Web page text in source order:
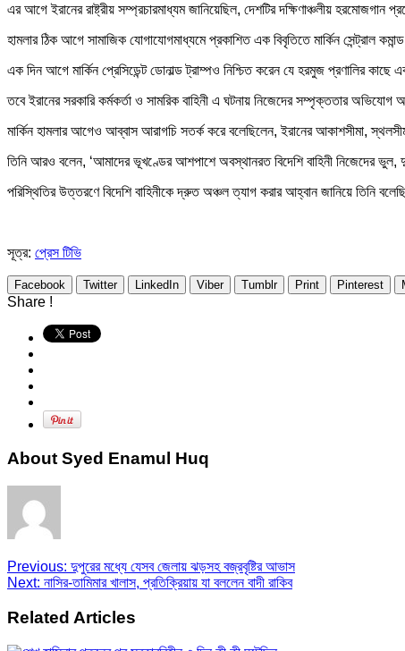
এর আগে ইরানের রাষ্ট্রীয় সম্প্রচারমাধ্যম জানিয়েছিল, দেশটির দক্ষিণাঞ্চলীয়
হামলার ঠিক আগে সামাজিক যোগাযোগমাধ্যমে প্রকাশিত এক বিবৃতিতে মার্কিন সেন্ট্রাল
এক দিন আগে মার্কিন প্রেসিডেন্ট ডোনাল্ড ট্রাম্পও নিশ্চিত করেন যে হরমুজ প্রণালির
তবে ইরানের সরকারি কর্মকর্তা ও সামরিক বাহিনী এ ঘটনায় নিজেদের সম্পৃক্ততার
মার্কিন হামলার আগেও আব্বাস আরাগচি সতর্ক করে বলেছিলেন, ইরানের আকাশসীমা,
তিনি আরও বলেন, ‘আমাদের ভূখণ্ডের আশপাশে অবস্থানরত বিদেশি বাহিনী নিজেদের ভুল,
পরিস্থিতির উত্তরণে বিদেশি বাহিনীকে দ্রুত অঞ্চল ত্যাগ করার আহ্বান জানিয়ে তিনি
সূত্র: প্রেস টিভি
Facebook Twitter LinkedIn Viber Tumblr Print Pinterest
Share !
About Syed Enamul Huq
Previous: দুপুরের মধ্যে যেসব জেলায় ঝড়সহ বজ্রবৃষ্টির আভাস
Next: নাসির-তামিমার খালাস, প্রতিক্রিয়ায় যা বললেন বাদী রাকিব
Related Articles